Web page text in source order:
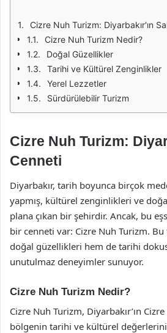
Cizre Nuh Turizm: Diyarbakır'ın
Cizre Nuh Turizm Nedir?
Doğal Güzellikler
Tarihi ve Kültürel Zenginlikler
Yerel Lezzetler
Sürdürülebilir Turizm
Cizre Nuh Turizm:
Cenneti
Diyarbakır, tarih boyunca birçok
yapmış, kültürel zenginlikleri ve
plana çıkan bir şehirdir. Ancak, bu
bir cenneti var: Cizre Nuh Turizm.
doğal güzellikleri hem de tarihi
unutulmaz deneyimler sunuyor.
Cizre Nuh Turizm Nedir?
Cizre Nuh Turizm, Diyarbakır’ın
bölgenin tarihi ve kültürel